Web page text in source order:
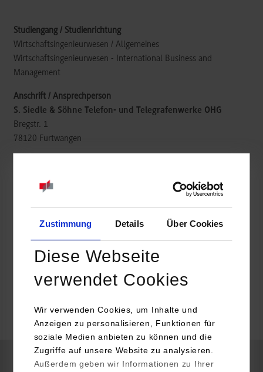
Zustimmung Details Über Cookies
Diese Webseite
verwendet Cookies
Wir verwenden Cookies, um Inhalte und
Anzeigen zu personalisieren, Funktionen für
soziale Medien anbieten zu können und die
Zugriffe auf unsere Website zu analysieren.
Außerdem geben wir Informationen zu Ihrer
Wirtschaftsingenieurwesen / Allgemeines
Wirtschaftsingenieurwesen - International Business and
Management
S. Siedle & Söhne Telefon- und Telegrafenwerke OHG
Bregstr. 1
78120 Furtwangen
David Ballau